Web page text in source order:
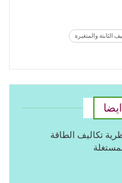
الثابتة والمتغيرة
تكاليف الطاقة